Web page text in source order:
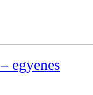
egyenes